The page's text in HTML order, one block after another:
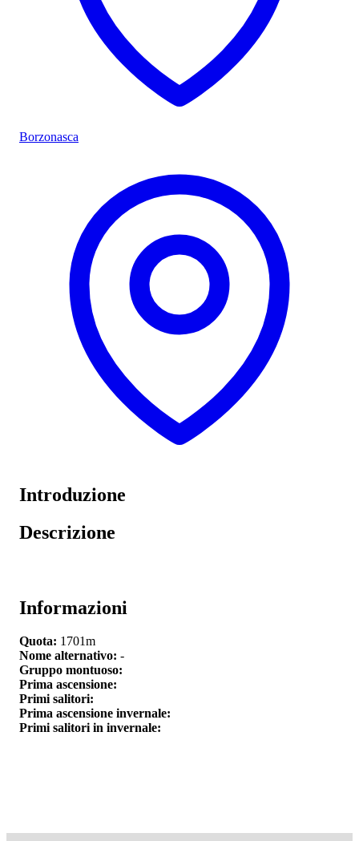
Borzonasca
Introduzione
Descrizione
Informazioni
Quota: 1701m
Nome alternativo: -
Gruppo montuoso:
Prima ascensione:
Primi salitori:
Prima ascensione invernale:
Primi salitori in invernale: